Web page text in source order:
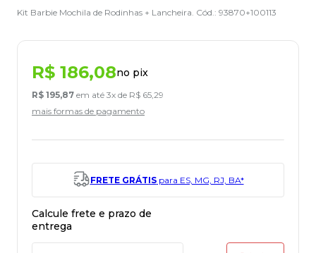
Kit Barbie Mochila de Rodinhas + Lancheira. Cód.: 93870+100113
R$ 186,08no pix
R$ 195,87 em até 3x de R$ 65,29
mais formas de pagamento
FRETE GRÁTISpara ES, MG, RJ, BA*